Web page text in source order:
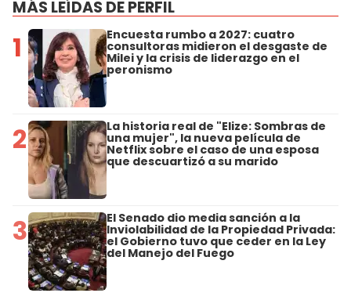
MÁS LEÍDAS DE PERFIL
1 Encuesta rumbo a 2027: cuatro
consultoras midieron el desgaste de
Milei y la crisis de liderazgo en el
peronismo
2 La historia real de "Elize: Sombras de
una mujer", la nueva película de
Netflix sobre el caso de una esposa
que descuartizó a su marido
3 El Senado dio media sanción a la
Inviolabilidad de la Propiedad Privada:
el Gobierno tuvo que ceder en la Ley
del Manejo del Fuego